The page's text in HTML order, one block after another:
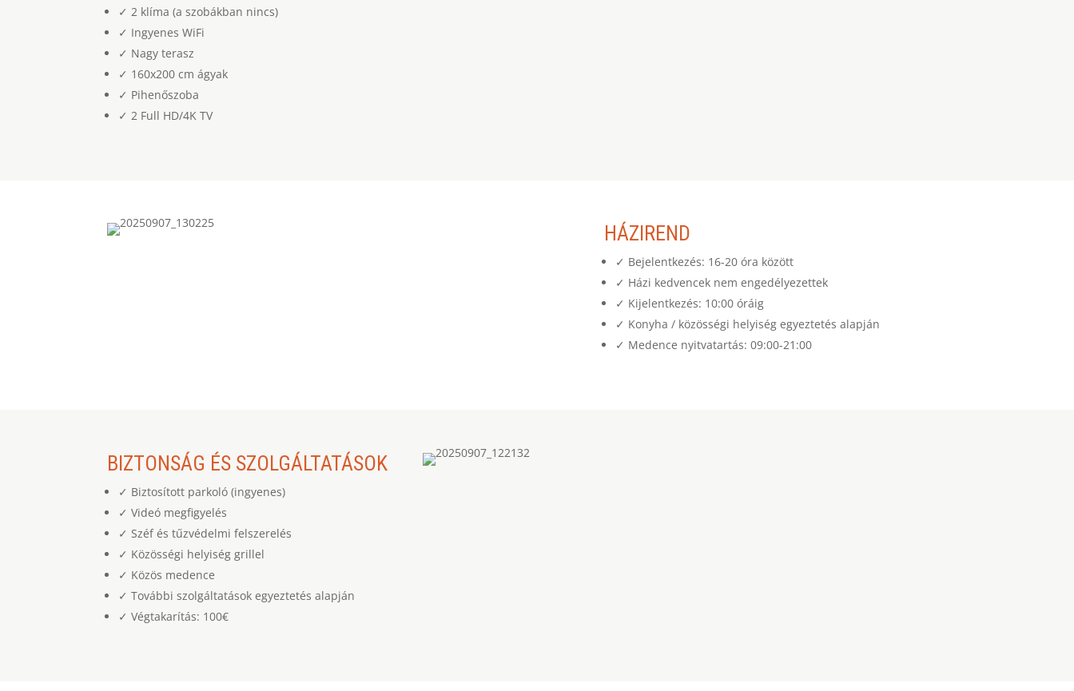
✓ 2 klíma (a szobákban nincs)
✓ Ingyenes WiFi
✓ Nagy terasz
✓ 160x200 cm ágyak
✓ Pihenőszoba
✓ 2 Full HD/4K TV
HÁZIREND
✓ Bejelentkezés: 16-20 óra között
✓ Házi kedvencek nem engedélyezettek
✓ Kijelentkezés: 10:00 óráig
✓ Konyha / közösségi helyiség egyeztetés alapján
✓ Medence nyitvatartás: 09:00-21:00
BIZTONSÁG ÉS SZOLGÁLTATÁSOK
✓ Biztosított parkoló (ingyenes)
✓ Videó megfigyelés
✓ Széf és tűzvédelmi felszerelés
✓ Közösségi helyiség grillel
✓ Közös medence
✓ További szolgáltatások egyeztetés alapján
✓ Végtakarítás: 100€